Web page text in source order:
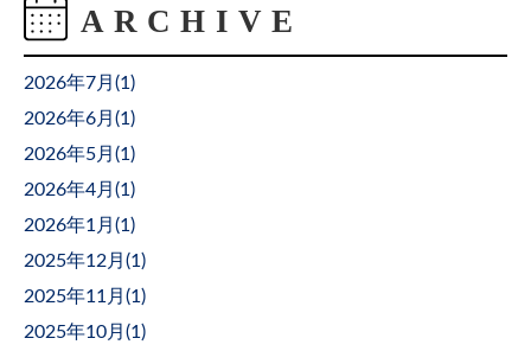
2026年7月(1 )
2026年6月(1 )
2026年5月(1 )
2026年4月(1 )
2026年1月(1 )
2025年12月(1 )
2025年11月(1 )
2025年10月(1 )